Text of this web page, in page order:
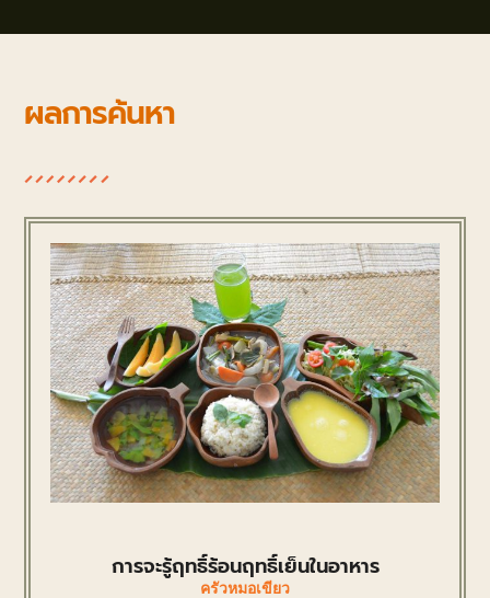
ผลการค้นหา
การจะรู้ฤทธิ์ร้อนฤทธิ์เย็นในอาหาร
ครัวหมอเขียว